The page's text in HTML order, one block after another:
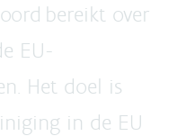
bereikt over
EU-
Het doel is
in de EU